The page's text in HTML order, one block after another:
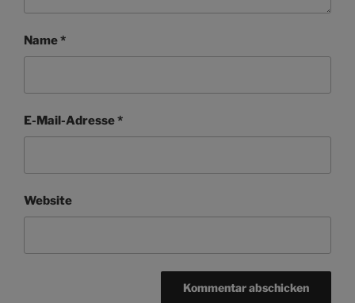
Name*
E-Mail-Adresse*
Website